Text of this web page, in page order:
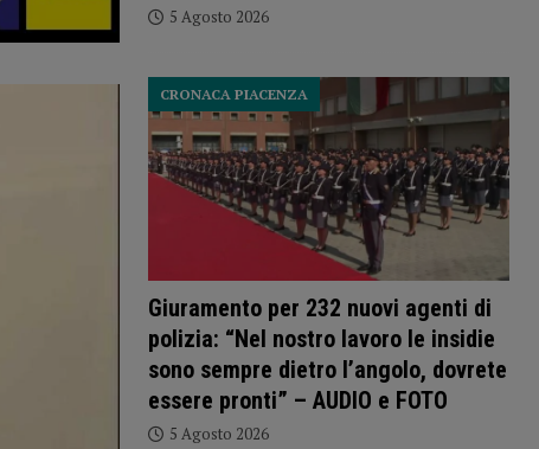
5 Agosto 2026
Giuramento per 232 nuovi agenti di
polizia: “Nel nostro lavoro le insidie
sono sempre dietro l’angolo, dovrete
essere pronti” – AUDIO e FOTO
CRONACA PIACENZA
5 Agosto 2026